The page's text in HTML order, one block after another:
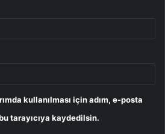
kullanılması için adım, e-posta
tarayıcıya kaydedilsin.